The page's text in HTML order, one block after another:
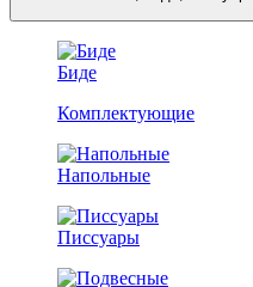
Биде
Комплектующие
Напольные
Писсуары